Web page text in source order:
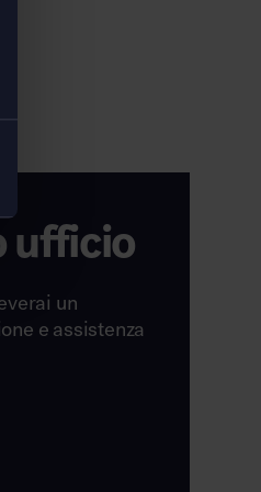
ufficio
un
e assistenza